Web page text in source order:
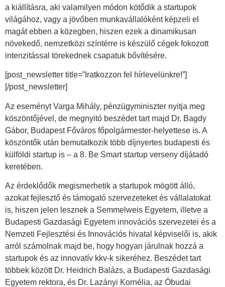
a kiállításra, aki valamilyen módon kötődik a startupok
világához, vagy a jövőben munkavállalóként képzeli el
magát ebben a közegben, hiszen ezek a dinamikusan
növekedő, nemzetközi színtérre is készülő cégek fokozott
intenzitással törekednek csapatuk bővítésére.
[post_newsletter title=”Iratkozzon fel hírlevelünkre!”]
[/post_newsletter]
Az eseményt Varga Mihály, pénzügyminiszter nyitja meg
köszöntőjével, de megnyitó beszédet tart majd Dr. Bagdy
Gábor, Budapest Főváros főpolgármester-helyettese is. A
köszöntők után bemutatkozik több díjnyertes budapesti és
külföldi startup is – a 8. Be Smart startup verseny díjátadó
keretében.
Az érdeklődők megismerhetik a startupok mögött álló,
azokat fejlesztő és támogató szervezeteket és vállalatokat
is, hiszen jelen lesznek a Semmelweis Egyetem, illetve a
Budapesti Gazdasági Egyetem innovációs szervezetei és a
Nemzeti Fejlesztési és Innovációs hivatal képviselői is, akik
arról számolnak majd be, hogy hogyan járulnak hozzá a
startupok és az innovatív kkv-k sikeréhez. Beszédet tart
többek között Dr. Heidrich Balázs, a Budapesti Gazdasági
Egyetem rektora, és Dr. Lazányi Kornélia, az Óbudai